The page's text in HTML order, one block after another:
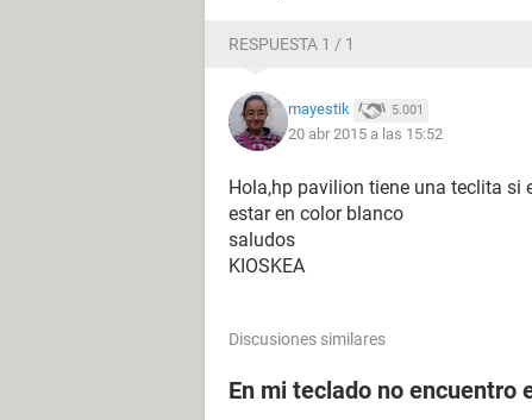
RESPUESTA 1 / 1
mayestik 5.001
20 abr 2015 a las 15:52
Hola,hp pavilion tiene una teclita si
estar en color blanco
saludos
KIOSKEA
Discusiones similares
En mi teclado no encuentro